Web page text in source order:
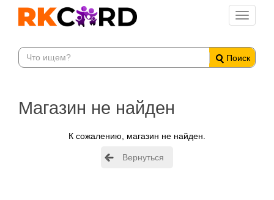
Toggle
Поиск
Магазин не найден
К сожалению, магазин не найден.
Вернуться